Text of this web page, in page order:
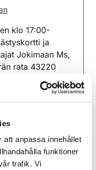
att anpassa innehållet
funktioner
trafik. Vi
klo 17:00-
ja
Jokimaan Ms,
rata 43220